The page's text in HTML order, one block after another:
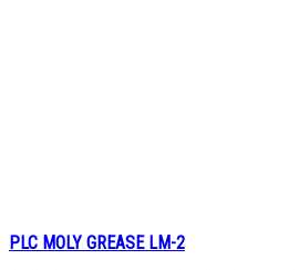
PLC MOLY GREASE LM-2